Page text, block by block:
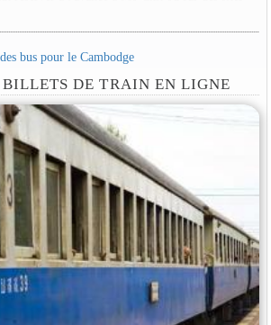
bus pour le Cambodge
BILLETS DE TRAIN EN LIGNE